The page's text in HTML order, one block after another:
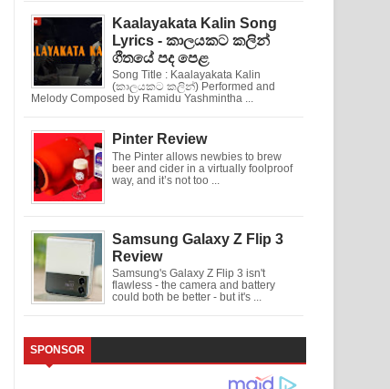
Kaalayakata Kalin Song
Lyrics - කාලයකට කලින්
ගීතයේ පද පෙළ
Song Title : Kaalayakata Kalin
(කාලයකට කලින්) Performed and
Melody Composed by Ramidu Yashmintha ...
Pinter Review
The Pinter allows newbies to brew
beer and cider in a virtually foolproof
way, and it’s not too ...
Samsung Galaxy Z Flip 3
Review
Samsung's Galaxy Z Flip 3 isn't
flawless - the camera and battery
could both be better - but it's ...
SPONSOR